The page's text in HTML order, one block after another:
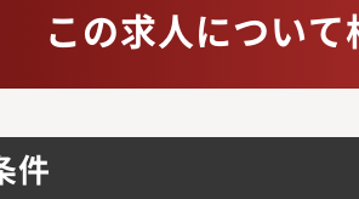
この求人につい
件